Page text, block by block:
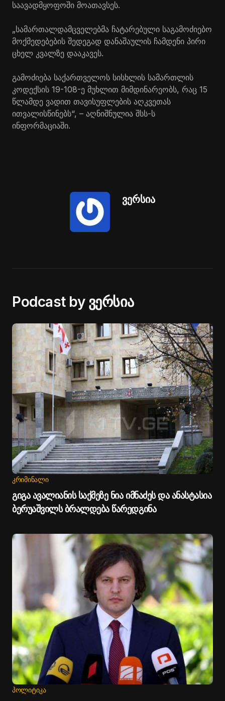
საავადმყოფოში მოათავსეს.
„სამართალდამცველებმა ჩატარებული საგამოძიებო
მოქმედებების შედეგად დანაშაულის ჩამდენი პირი
ცხელ კვალზე დააკავეს.
გამოძიება საქართველოს სისხლის სამართლის
კოდექსის 19-108-ე მუხლით მიმდინარეობს, რაც 15
წლამდე ვადით თავისუფლების აღკვეთას
ითვალისწინებს“, – აღნიშნულია შსს-ს
ინფორმაციაში.
ვერსია
Podcast by ვერსია
ᲙᲠᲘᲛᲘᲜᲐᲚᲘ
გიგა ავალიანის საქმეზე ნია იმნაძეს და ანასტასია
ბერუაშვილს ბრალდება წარედგინა
ᲞᲝᲚᲘᲢᲘᲙᲐ